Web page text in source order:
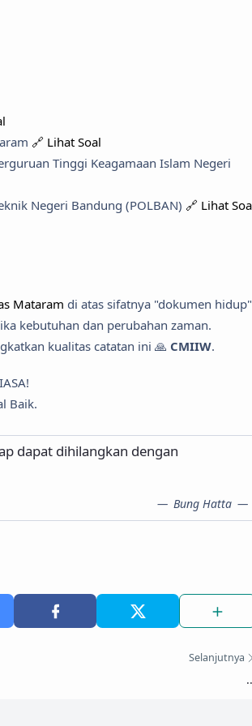
🔗 Lihat Soal
Tinggi Keagamaan Islam Negeri
Negeri Bandung (POLBAN) 🔗 Lihat
Mataram di atas sifatnya "dokumen hidup"
kebutuhan dan perubahan zaman.
kualitas catatan ini 🙏 CMIIW.
Baik.
dapat dihilangkan dengan
Bung Hatta
Selanjutnya